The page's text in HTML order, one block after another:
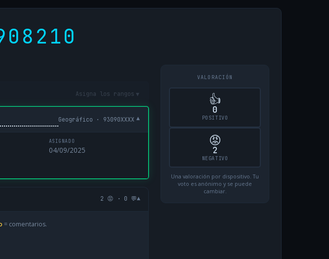
Asigna los rangos ▾
Geográfico · 93090XXXX ▾
ASIGNADO
04/09/2025
2 😡 · 0 💬▾
= comentarios.
VALORACIÓN
👍
0
POSITIVO
😡
2
NEGATIVO
Una valoración por dispositivo. Tu
voto es anónimo y se puede
cambiar.